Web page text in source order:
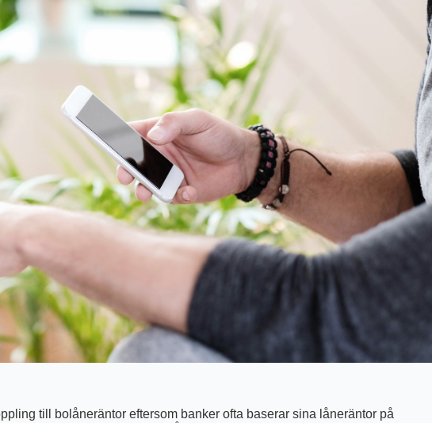
till bolåneräntor eftersom banker ofta baserar sina låneräntor på